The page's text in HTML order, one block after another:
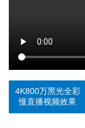
4K800万黑光全彩
慢直播视频效果